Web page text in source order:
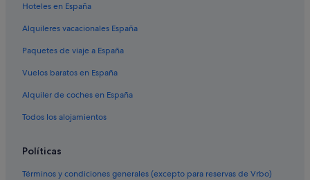
Hoteles en España
Alquileres vacacionales España
Paquetes de viaje a España
Vuelos baratos en España
Alquiler de coches en España
Todos los alojamientos
Políticas
Términos y condiciones generales (excepto para reservas de Vrbo)